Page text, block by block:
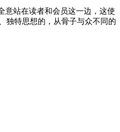
意站在读者和会员这一边，这使
独特思想的，从骨子与众不同的